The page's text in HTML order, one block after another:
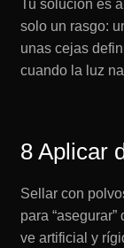
Tu solución es
solo un rasgo:
unas cejas
cuando la luz
8 Aplicar
Sellar con
para
ve artificial y